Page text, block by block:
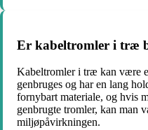
Er kabeltromler i træ
Kabeltromler i træ kan være
genbruges og har en lang
fornybart materiale, og hvis
genbrugte tromler, kan man
miljøpåvirkningen.